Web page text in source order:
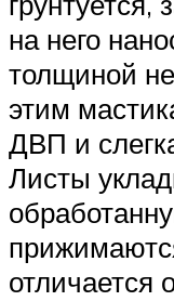
на него
толщиной
этим
ДВП и
Листы
отличается